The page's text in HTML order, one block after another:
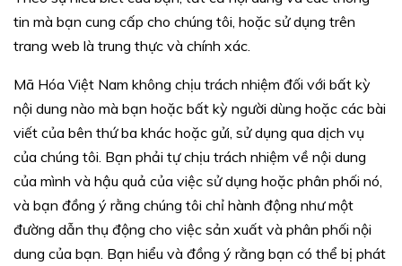
tin mà bạn cung cấp cho chúng tôi, hoặc sử dụng trên
trang web là trung thực và chính xác.
Mã Hóa Việt Nam không chịu trách nhiệm đối với bất kỳ
nội dung nào mà bạn hoặc bất kỳ người dùng hoặc các bài
viết của bên thứ ba khác hoặc gửi, sử dụng qua dịch vụ
của chúng tôi. Bạn phải tự chịu trách nhiệm về nội dung
của mình và hậu quả của việc sử dụng hoặc phân phối nó,
và bạn đồng ý rằng chúng tôi chỉ hành động như một
đường dẫn thụ động cho việc sản xuất và phân phối nội
dung của bạn. Bạn hiểu và đồng ý rằng bạn có thể bị phát